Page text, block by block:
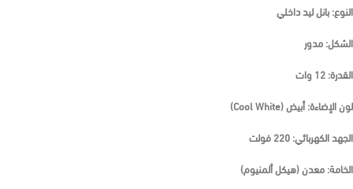
النوع: بانل ليد داخلي
الشكل: مدور
القدرة: 12 وات
لون الإضاءة: أبيض (Cool White)
الجهد الكهربائي: 220 فولت
الخامة: معدن (هيكل ألمنيوم)